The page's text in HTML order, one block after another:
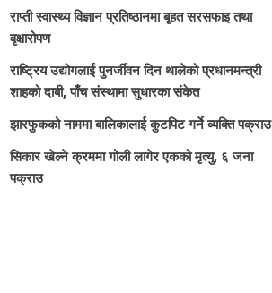
राप्ती स्वास्थ्य विज्ञान प्रतिष्ठानमा बृहत सरसफाइ तथा
वृक्षारोपण
राष्ट्रिय उद्योगलाई पुनर्जीवन दिन थालेको प्रधानमन्त्री
शाहको दाबी, पाँच संस्थामा सुधारका संकेत
झारफुकको नाममा बालिकालाई कुटपिट गर्ने व्यक्ति पक्राउ
सिकार खेल्ने क्रममा गोली लागेर एकको मृत्यु, ६ जना
पक्राउ